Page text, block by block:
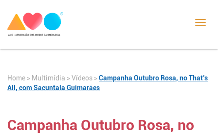
Home > Multimídia >Vídeos >Campanha Outubro Rosa, no That’s
All, com Sacuntala Guimarães
Campanha Outubro Rosa, no